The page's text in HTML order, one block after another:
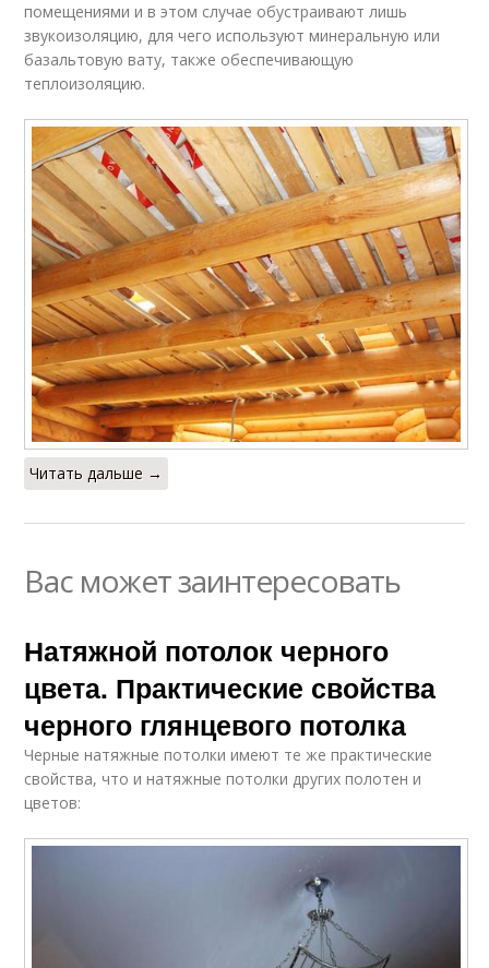
помещениями и в этом случае обустраивают лишь
звукоизоляцию, для чего используют минеральную или
базальтовую вату, также обеспечивающую
теплоизоляцию.
Читать дальше →
Вас может заинтересовать
Натяжной потолок черного
цвета. Практические свойства
черного глянцевого потолка
Черные натяжные потолки имеют те же практические
свойства, что и натяжные потолки других полотен и
цветов: